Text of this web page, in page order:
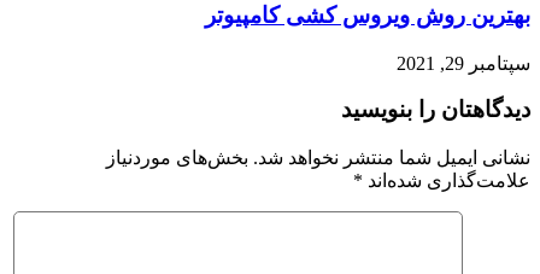
بهترین روش ویروس کشی کامپیوتر
سپتامبر 29, 2021
دیدگاهتان را بنویسید
نشانی ایمیل شما منتشر نخواهد شد. بخش‌های موردنیاز
علامت‌گذاری شده‌اند *